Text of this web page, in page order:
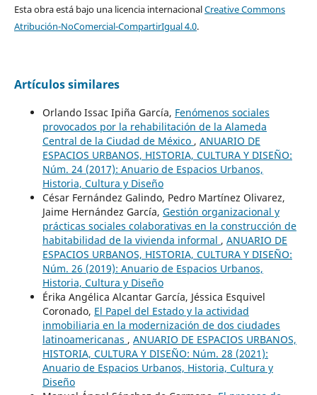
Esta obra está bajo una licencia internacionalCreative Commons
Atribución-NoComercial-CompartirIgual 4.0.
Artículos similares
Orlando Issac Ipiña García, Fenómenos sociales
provocados por la rehabilitación de la Alameda
Central de la Ciudad de México , ANUARIO DE
ESPACIOS URBANOS, HISTORIA, CULTURA Y DISEÑO:
Núm. 24 (2017): Anuario de Espacios Urbanos,
Historia, Cultura y Diseño
César Fernández Galindo, Pedro Martínez Olivarez,
Jaime Hernández García, Gestión organizacional y
prácticas sociales colaborativas en la construcción de
habitabilidad de la vivienda informal , ANUARIO DE
ESPACIOS URBANOS, HISTORIA, CULTURA Y DISEÑO:
Núm. 26 (2019): Anuario de Espacios Urbanos,
Historia, Cultura y Diseño
Érika Angélica Alcantar García, Jéssica Esquivel
Coronado, El Papel del Estado y la actividad
inmobiliaria en la modernización de dos ciudades
latinoamericanas , ANUARIO DE ESPACIOS URBANOS,
HISTORIA, CULTURA Y DISEÑO: Núm. 28 (2021):
Anuario de Espacios Urbanos, Historia, Cultura y
Diseño